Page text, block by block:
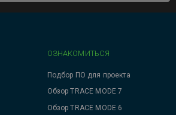
ОЗНАКОМИТЬСЯ
Подбор ПО для проекта
Обзор TRACE MODE 7
Обзор TRACE MODE 6